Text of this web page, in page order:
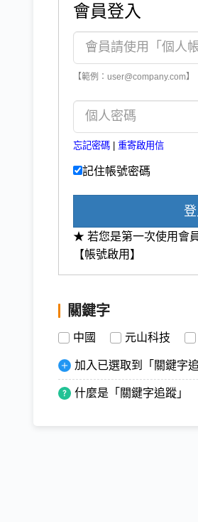
會員登入
【範例：user@company.com】
忘記密碼 重寄啟用信
記住帳號密碼
登
★ 若您是第一次使用會
【帳號啟用】
關鍵字
中國 元山科技
加入已選取到「關鍵字追
什麼是「關鍵字追蹤」